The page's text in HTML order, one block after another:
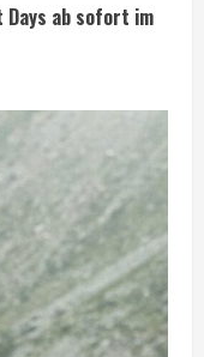
Days ab sofort im